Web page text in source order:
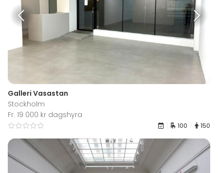
Galleri Vasastan
Stockholm
Fr. 19 000 kr dagshyra
100 150